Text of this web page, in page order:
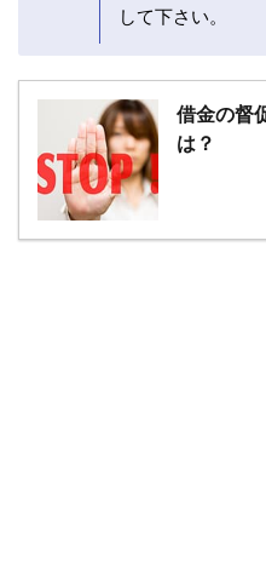
して下さい。
借金の督
は？